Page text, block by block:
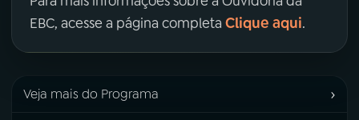
EBC, acesse a página completa Clique aqui.
Veja mais do Programa ›